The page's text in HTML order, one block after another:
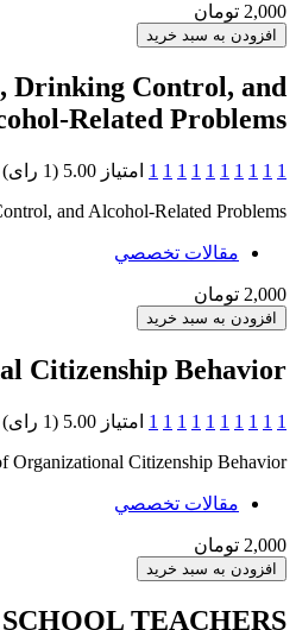
2,000 تومان
Drinking Control, and
Related Problems
1
1
1
1
1
1
1
1
1
1 امتیاز 5.00 (1 رای)
and Alcohol-Related Problems
مقالات تخصصي
2,000 تومان
Citizenship Behavior
1
1
1
1
1
1
1
1
1
1 امتیاز 5.00 (1 رای)
Organizational Citizenship Behavior
مقالات تخصصي
2,000 تومان
TEACHERS